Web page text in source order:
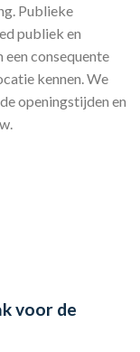
Publieke
publiek en
consequente
kennen. We
openingstijden en
voor de